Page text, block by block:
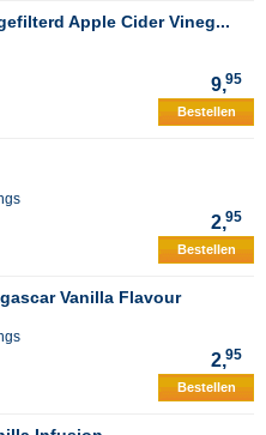
Apple Cider Vineg...
9,95
Bestellen
2,95
Bestellen
Vanilla Flavour
2,95
Bestellen